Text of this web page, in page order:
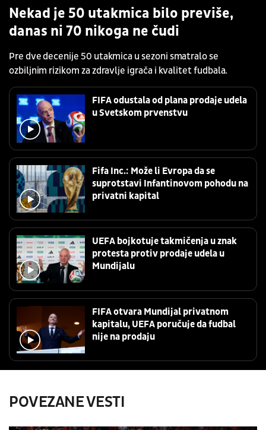
Nekad je 50 utakmica bilo previše,
danas ni 70 nikoga ne čudi
Pre dve decenije 50 utakmica u sezoni smatralo se
ozbiljnim rizikom za zdravlje igrača i kvalitet fudbala.
FIFA odustala od plana prodaje udela
u Svetskom prvenstvu
Fifa Inc.: Može li Evropa da se
suprotstavi Infantinovom pohodu na
privatni kapital
UEFA bojkotuje takmičenja u znak
protesta protiv prodaje udela u
Mundijalu
FIFA otvara Mundijal privatnom
kapitalu, UEFA poručuje da fudbal
nije na prodaju
POVEZANE VESTI